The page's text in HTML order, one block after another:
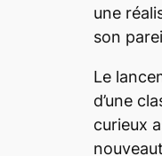
une
son
Le
d’une
curieux